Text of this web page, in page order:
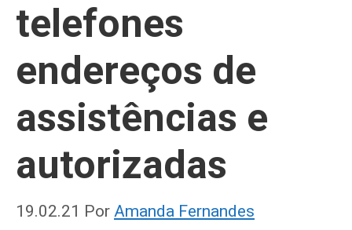
telefones
endereços de
assistências e
autorizadas
19.02.21 Por Amanda Fernandes